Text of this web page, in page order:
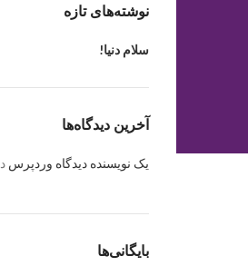
نوشته‌های تازه
سلام دنیا!
آخرین دیدگاه‌ها
یک نویسنده دیدگاه وردپرس
بایگانی‌ها